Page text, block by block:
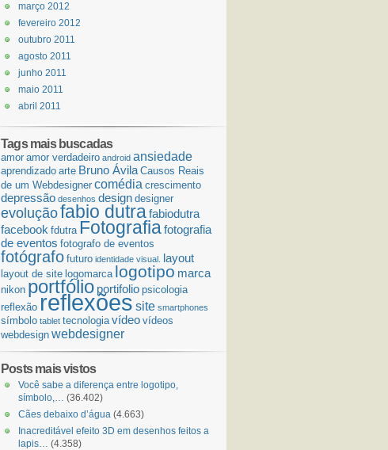
março 2012
fevereiro 2012
outubro 2011
agosto 2011
junho 2011
maio 2011
abril 2011
Tags mais buscadas
amor amor verdadeiro android ansiedade
aprendizado arte Bruno Ávila Causos Reais
de um Webdesigner comédia crescimento
depressão desenhos design designer
evoluçãofabio dutrafabiodutra
facebook fdutra Fotografiafotografia
de eventos fotografo de eventos
fotógrafo futuro identidade visual. layout
layout de site logomarca logotipo marca
nikon portfólio portifolio psicologia
reflexão reflexõessite smartphones
símbolo tablet tecnologia vídeo vídeos
webdesign webdesigner
Posts mais vistos
Você sabe a diferença entre logotipo,
símbolo,… (36.402)
Cães debaixo d’água (4.663)
Inacreditável efeito 3D em desenhos feitos a
lapis… (4.358)